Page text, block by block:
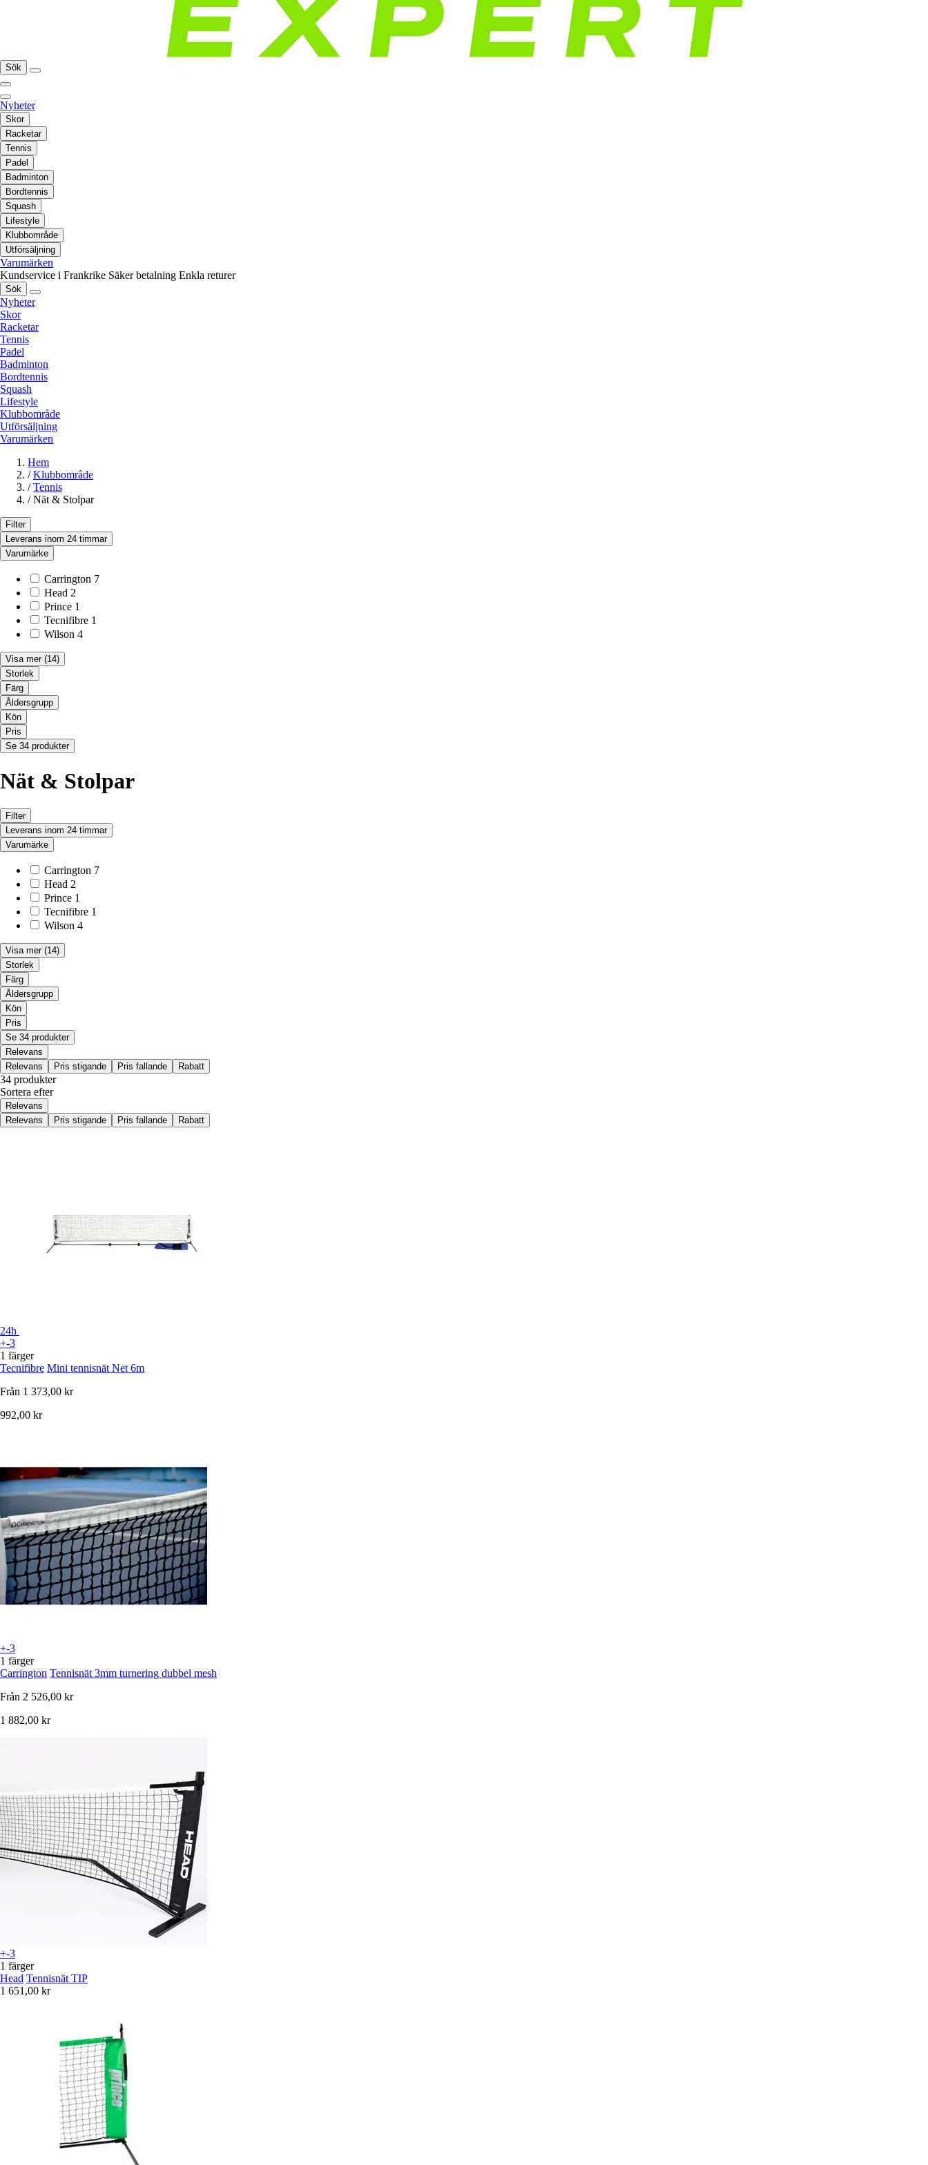
Sök
Nyheter
Skor
Racketar
Tennis
Padel
Badminton
Bordtennis
Squash
Lifestyle
Klubbområde
Utförsäljning
Varumärken
Kundservice i Frankrike Säker betalning Enkla returer
Sök
Nyheter
Skor
Racketar
Tennis
Padel
Badminton
Bordtennis
Squash
Lifestyle
Klubbområde
Utförsäljning
Varumärken
Hem
/ Klubbområde
/ Tennis
/ Nät & Stolpar
Filter
Leverans inom 24 timmar
Varumärke
Carrington 7
Head 2
Prince 1
Tecnifibre 1
Wilson 4
Visa mer (14)
Storlek
Färg
Åldersgrupp
Kön
Pris
Se 34 produkter
Nät & Stolpar
Filter
Leverans inom 24 timmar
Varumärke
Carrington 7
Head 2
Prince 1
Tecnifibre 1
Wilson 4
Visa mer (14)
Storlek
Färg
Åldersgrupp
Kön
Pris
Se 34 produkter
Relevans
Relevans
Pris stigande Pris fallande Rabatt
34 produkter
Sortera efter
Relevans
Relevans
Pris stigande Pris fallande Rabatt
24h
+-3
1 färger
Tecnifibre Mini tennisnät Net 6m
Från 1 373,00 kr
992,00 kr
+-3
1 färger
Carrington Tennisnät 3mm turnering dubbel mesh
Från 2 526,00 kr
1 882,00 kr
+-3
1 färger
Head Tennisnät TIP
1 651,00 kr